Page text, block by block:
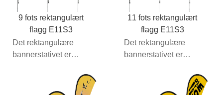
9 fots rektangulært
flagg E11S3
Det rektangulære
bannerstativet er
grafiske pakken...
11 fots rektangulært
flagg E11S3
Det rektangulære
bannerstativet er
grafiske pakken...